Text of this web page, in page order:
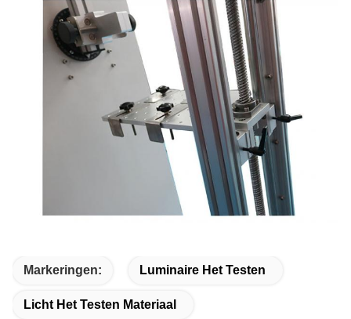
Markeringen: Luminaire Het Testen
Licht Het Testen Materiaal